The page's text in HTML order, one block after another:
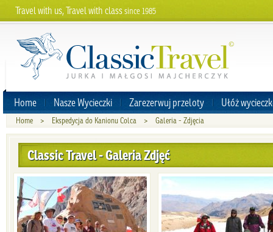
Travel with us, Travel with classsince 1985
Home Nasze Wycieczki Zarezerwuj przeloty Ułóż
Home > Ekspedycja do Kanionu Colca > Galeria - Zdjęcia
Classic Travel - Galeria Zdjęć